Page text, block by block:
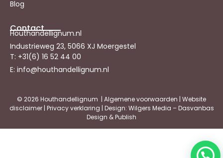
Blog
Contact
Houthandellignum.nl
Industrieweg 23, 5066 XJ Moergestel
T: +31(6) 16 52 44 00
E: info@houthandellignum.nl
© 2026 Houthandellignum | Algemene voorwaarden | Website
disclaimer| Privacy verklaring | Design: Wilgers Media – Dasvanbas
Design & Publish